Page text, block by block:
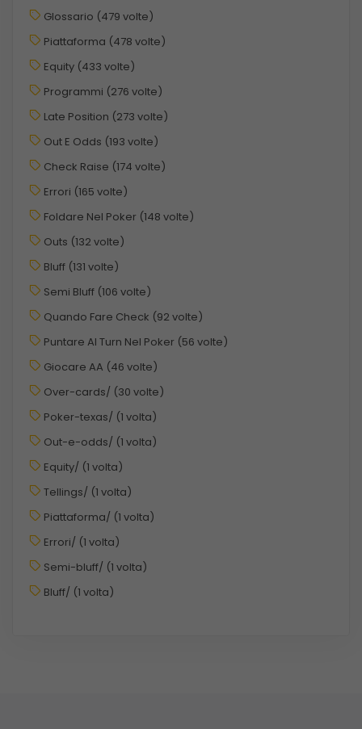
Glossario (479 volte)
Piattaforma (478 volte)
Equity (433 volte)
Programmi (276 volte)
Late Position (273 volte)
Out E Odds (193 volte)
Check Raise (174 volte)
Errori (165 volte)
Foldare Nel Poker (148 volte)
Outs (132 volte)
Bluff (131 volte)
Semi Bluff (106 volte)
Quando Fare Check (92 volte)
Puntare Al Turn Nel Poker (56 volte)
Giocare AA (46 volte)
Over-cards/ (30 volte)
Poker-texas/ (1 volta)
Out-e-odds/ (1 volta)
Equity/ (1 volta)
Tellings/ (1 volta)
Piattaforma/ (1 volta)
Errori/ (1 volta)
Semi-bluff/ (1 volta)
Bluff/ (1 volta)